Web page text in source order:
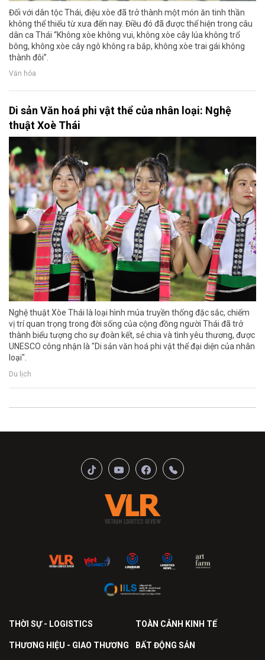
Đối với dân tộc Thái, điệu xòe đã trở thành một món ăn tinh thần
không thể thiếu từ xưa đến nay. Điều đó đã được thể hiện trong câu
dân ca Thái “Không xòe không vui, không xòe cây lúa không trổ
bông, không xòe cây ngô không ra bắp, không xòe trai gái không
thành đôi”.
Văn hóa
Di sản Văn hoá phi vật thể của nhân loại: Nghệ
thuật Xoè Thái
Nghệ thuật Xòe Thái là loại hình múa truyền thống đặc sắc, chiếm
vị trí quan trọng trong đời sống của cộng đồng người Thái đã trở
thành biểu tượng cho sự đoàn kết, sẻ chia và tình yêu thương, được
UNESCO công nhận là "Di sản văn hoá phi vật thể đại diện của nhân
loại".
Du lịch
THỜI SỰ - LOGISTICS TOÀN CẢNH KINH TẾ
THƯƠNG HIỆU - GIAO THƯƠNG BẤT ĐỘNG SẢN